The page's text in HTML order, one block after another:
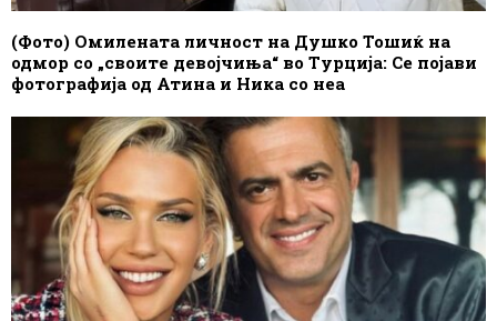
(Фото) Омилената личност на Душко Тошиќ на
одмор со „своите девојчиња“ во Турција: Се појави
фотографија од Атина и Ника со неа